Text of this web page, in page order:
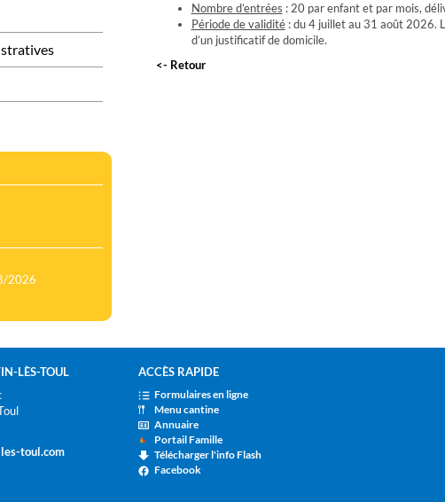
2026
Nombre d’entrées : 20 par enfant et par mois,
Période de validité: du 4 juillet au 31 août 2026.
d’un justificatif de domicile.
<- Retour
LÈS-TOUL
toul.com
ACCÈS RAPIDE
Formulaires en ligne
Menu cantine
Annuaire
Portail Famille
Télécharger l'info Flash
Facebook